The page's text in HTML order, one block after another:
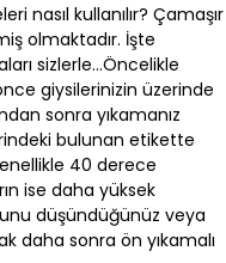
nasıl kullanılır? Çamaşır
olmaktadır. İşte
sizlerle…Öncelikle
giysilerinizin üzerinde
sonra yıkamanız
bulunan etikette
40 derece
ise daha yüksek
düşündüğünüz veya
daha sonra ön yıkamalı